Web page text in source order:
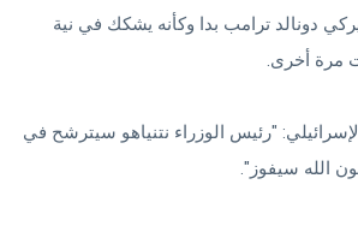
دونالد ترامب بدا وكأنه يشكك في نية
مرة أخرى.
"رئيس الوزراء نتنياهو سيترشح في
الله سيفوز".